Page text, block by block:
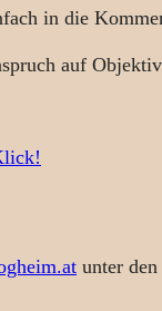
in die
auf
unter